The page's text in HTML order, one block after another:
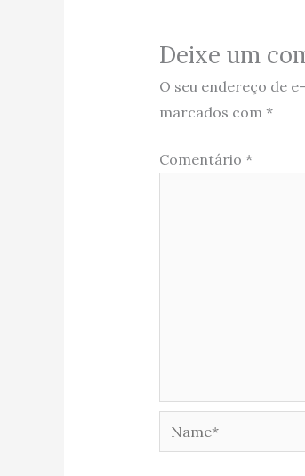
Deixe um
O seu endereço de
marcados com *
Comentário *